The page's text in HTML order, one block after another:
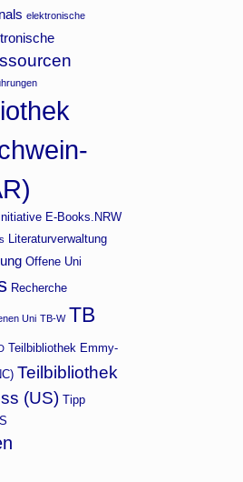
elektronische
Initiative E-Books.NRW
Literaturverwaltung
Offene Uni
Recherche
Uni TB-W TB
Teilbibliothek Emmy-
Teilbibliothek
(US)
Tipp